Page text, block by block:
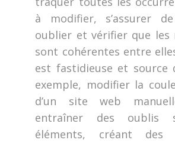
à modifier, s’assurer
oublier et vérifier que les
sont cohérentes entre
est fastidieuse et source
exemple, modifier la
d’un site web
entraîner des oublis
éléments, créant des